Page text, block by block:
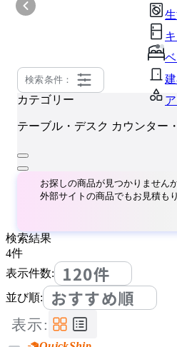
検索条件：
カテゴリー
テーブル・デスク カウンター
お探しの商品が見つかりません
外部サイトの商品でもお見積も
検索結果
4件
表示件数:
120件
並び順: おすすめ順
表示: